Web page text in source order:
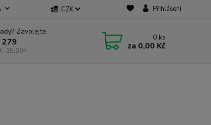
CZK Přihlášení
Zavolejte.
279
-15:00h
0 ks
za 0,00 Kč